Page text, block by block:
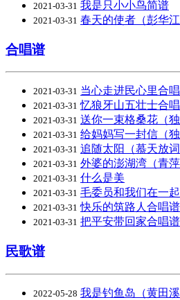
2021-03-31 我是只小小鸟简谱
2021-03-31 春天的使者（彭华江
合唱谱
2021-03-31 当心走进民心里合
2021-03-31 忆狼牙山五壮士合
2021-03-31 送你一束格桑花（独
2021-03-31 给妈妈写一封信（
2021-03-31 追随太阳（慕天放词
2021-03-31 外婆的澎湖湾（青
2021-03-31 什么是美
2021-03-31 毛委员和我们在一
2021-03-31 快乐的筑路人合唱谱
2021-03-31 把平安带回家合唱谱
民歌谱
2022-05-28 我是钓鱼岛（黄田